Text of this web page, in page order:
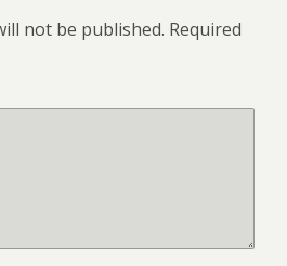
not be published. Required